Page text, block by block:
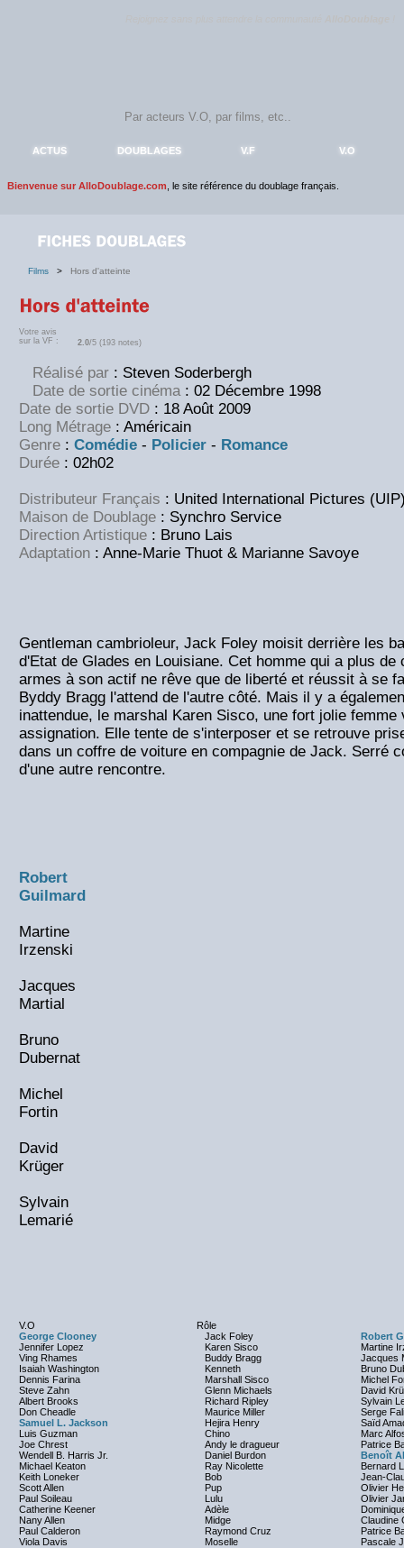
ACTUS DOUBLAGES V.F V.O
Bienvenue sur AlloDoublage.com , le site référence du doublage français.
Films > Hors d'atteinte
Votre avis
sur la VF :
2.0/5 (193 notes)
Réalisé par : Steven Soderbergh
Date de sortie cinéma : 02 Décembre 1998
Date de sortie DVD : 18 Août 2009
Long Métrage : Américain
Genre : Comédie - Policier - Romance
Durée : 02h02
Distributeur Français : United International Pictures
Maison de Doublage : Synchro Service
Direction Artistique : Bruno Lais
Adaptation : Anne-Marie Thuot & Marianne Savoye
Gentleman cambrioleur, Jack Foley moisit derrière les
d'Etat de Glades en Louisiane. Cet homme qui a plus
armes à son actif ne rêve que de liberté et réussit à se
Byddy Bragg l'attend de l'autre côté. Mais il y a
inattendue, le marshal Karen Sisco, une fort jolie femme
assignation. Elle tente de s'interposer et se retrouve
dans un coffre de voiture en compagnie de Jack. Serré
d'une autre rencontre.
Robert
Guilmard
Martine
Irzenski
Jacques
Martial
Bruno
Dubernat
Michel
Fortin
David
Krüger
Sylvain
Lemarié
V.O
Rôle
George Clooney
Jack Foley
Robert
Jennifer Lopez
Karen Sisco
Martine
Ving Rhames
Buddy Bragg
Jacques
Isaiah Washington
Kenneth
Bruno
Dennis Farina
Marshall Sisco
Michel
Steve Zahn
Glenn Michaels
David
Albert Brooks
Richard Ripley
Sylvain
Don Cheadle
Maurice Miller
Serge
Samuel L. Jackson
Hejira Henry
Saïd
Luis Guzman
Chino
Marc
Joe Chrest
Andy le dragueur
Patrice
Wendell B. Harris Jr.
Daniel Burdon
Benoît
Michael Keaton
Ray Nicolette
Bernard
Keith Loneker
Bob
Jean-
Scott Allen
Pup
Olivier
Paul Soileau
Lulu
Olivier
Catherine Keener
Adèle
Nany Allen
Midge
Claudine
Paul Calderon
Raymond Cruz
Patrice
Viola Davis
Moselle Pascale